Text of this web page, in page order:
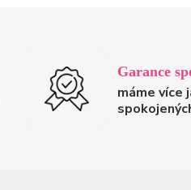
Garance
máme více